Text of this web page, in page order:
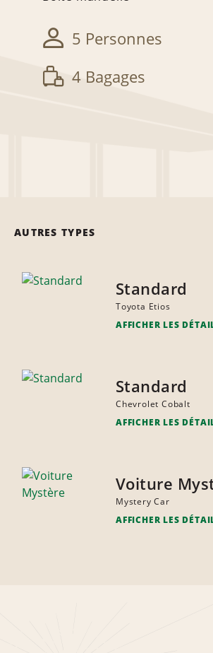
5 Personnes
4 Bagages
AUTRES TYPES
Standard
Toyota Etios
AFFICHER LES
Standard
Chevrolet Cobalt
AFFICHER LES
Voiture
Mystery Car
AFFICHER LES